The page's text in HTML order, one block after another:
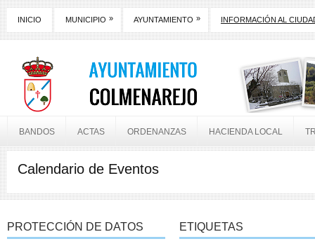
INICIO MUNICIPIO » AYUNTAMIENTO » INFORMACIÓN AL
BANDOS ACTAS ORDENANZAS HACIENDA LOCAL
Calendario de Eventos
PROTECCIÓN DE DATOS ETIQUETAS